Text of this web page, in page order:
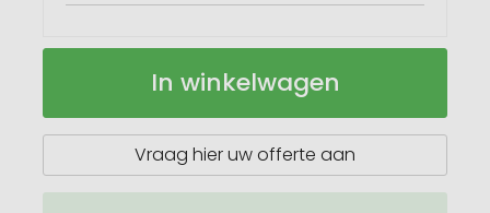
ZOLANG
Op
In winkelwagen
Vraag hier uw offerte aan